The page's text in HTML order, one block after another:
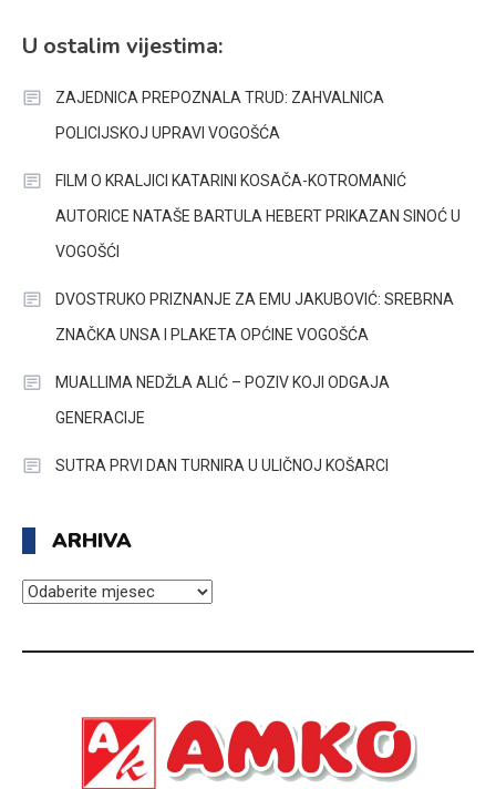
U ostalim vijestima:
ZAJEDNICA PREPOZNALA TRUD: ZAHVALNICA
POLICIJSKOJ UPRAVI VOGOŠĆA
FILM O KRALJICI KATARINI KOSAČA-KOTROMANIĆ
AUTORICE NATAŠE BARTULA HEBERT PRIKAZAN SINOĆ U
VOGOŠĆI
DVOSTRUKO PRIZNANJE ZA EMU JAKUBOVIĆ: SREBRNA
ZNAČKA UNSA I PLAKETA OPĆINE VOGOŠĆA
MUALLIMA NEDŽLA ALIĆ – POZIV KOJI ODGAJA
GENERACIJE
SUTRA PRVI DAN TURNIRA U ULIČNOJ KOŠARCI
ARHIVA
ARHIVA